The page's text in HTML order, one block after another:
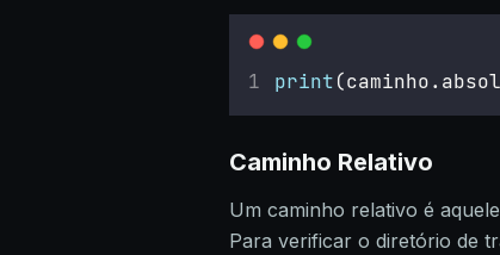
print
Caminho Relativo
Um caminho relativo é
Para verificar o diretório de